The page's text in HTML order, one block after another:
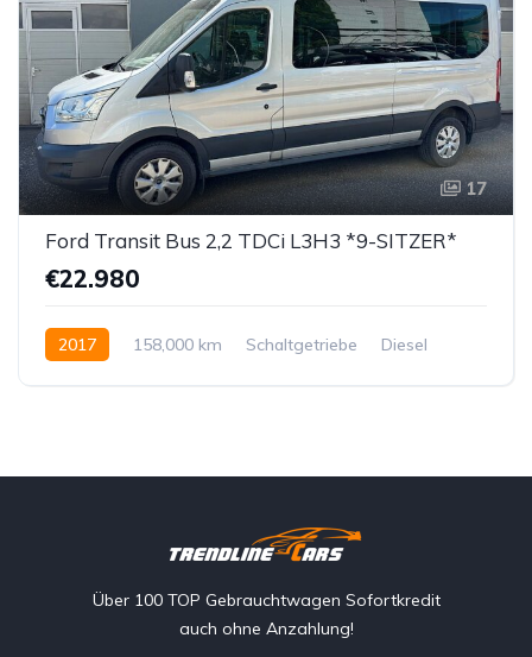
17
Ford Transit Bus 2,2 TDCi L3H3 *9-SITZER*
€22.980
2017 158,000 km Schaltgetriebe
Diesel
Über 100 TOP Gebrauchtwagen Sofortkredit
auch ohne Anzahlung!